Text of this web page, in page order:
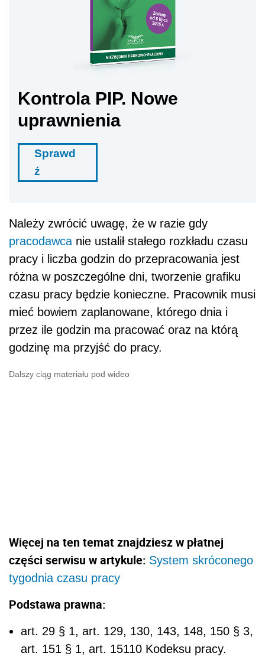
Kontrola PIP. Nowe
uprawnienia
Sprawd
ź
Należy zwrócić uwagę, że w razie gdy
pracodawca nie ustalił stałego rozkładu czasu
pracy i liczba godzin do przepracowania jest
różna w poszczególne dni, tworzenie grafiku
czasu pracy będzie konieczne. Pracownik musi
mieć bowiem zaplanowane, którego dnia i
przez ile godzin ma pracować oraz na którą
godzinę ma przyjść do pracy.
Dalszy ciąg materiału pod wideo
Więcej na ten temat znajdziesz w płatnej
części serwisu w artykule: System skróconego
tygodnia czasu pracy
Podstawa prawna:
art. 29 § 1, art. 129, 130, 143, 148, 150 § 3,
art. 151 § 1, art. 15110 Kodeksu pracy.